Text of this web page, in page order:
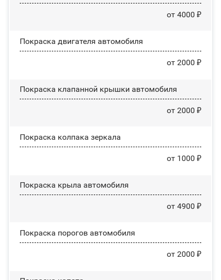
от 4000 ₽
Покраска двигателя автомобиля
от 2000 ₽
Покраска клапанной крышки автомобиля
от 2000 ₽
Покраска колпака зеркала
от 1000 ₽
Покраска крыла автомобиля
от 4900 ₽
Покраска порогов автомобиля
от 2000 ₽